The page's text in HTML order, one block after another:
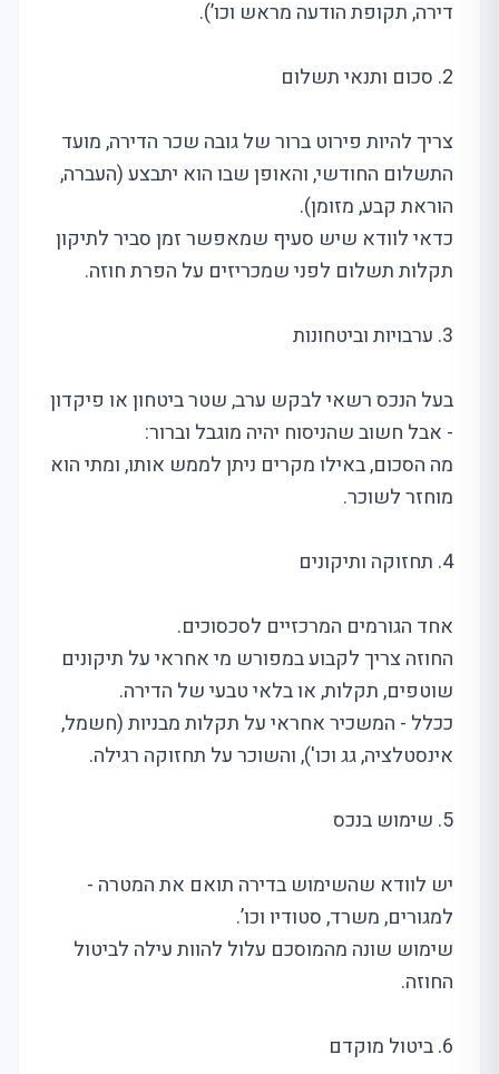
דירה, תקופת הודעה מראש וכו’).
2. סכום ותנאי תשלום
צריך להיות פירוט ברור של גובה שכר הדירה, מועד
התשלום החודשי, והאופן שבו הוא יתבצע (העברה,
הוראת קבע, מזומן).
כדאי לוודא שיש סעיף שמאפשר זמן סביר לתיקון
תקלות תשלום לפני שמכריזים על הפרת חוזה.
3. ערבויות וביטחונות
בעל הנכס רשאי לבקש ערב, שטר ביטחון או פיקדון
- אבל חשוב שהניסוח יהיה מוגבל וברור:
מה הסכום, באילו מקרים ניתן לממש אותו, ומתי הוא
מוחזר לשוכר.
4. תחזוקה ותיקונים
אחד הגורמים המרכזיים לסכסוכים.
החוזה צריך לקבוע במפורש מי אחראי על תיקונים
שוטפים, תקלות, או בלאי טבעי של הדירה.
ככלל - המשכיר אחראי על תקלות מבניות (חשמל,
אינסטלציה, גג וכו'), והשוכר על תחזוקה רגילה.
5. שימוש בנכס
יש לוודא שהשימוש בדירה תואם את המטרה -
למגורים, משרד, סטודיו וכו’.
שימוש שונה מהמוסכם עלול להוות עילה לביטול
החוזה.
6. ביטול מוקדם